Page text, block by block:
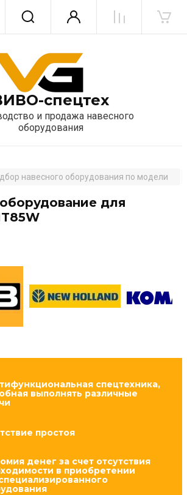
спецтех
и продажа навесного
оборудования
навесного оборудования по модели
для
спецтехника,
выполнять различные
простоя
денег за счет отсутствия
в приобретении